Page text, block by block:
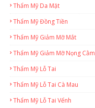
Thẩm Mỹ Da Mặt
Thẩm Mỹ Đồng Tiền
Thẩm Mỹ Giảm Mỡ Mắt
Thẩm Mỹ Giảm Mỡ Nọng Cằm
Thẩm Mỹ Lỗ Tai
Thẩm Mỹ Lỗ Tai Cà Mau
Thẩm Mỹ Lỗ Tai Vểnh